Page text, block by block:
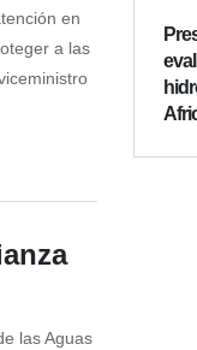
en
a las
las Aguas